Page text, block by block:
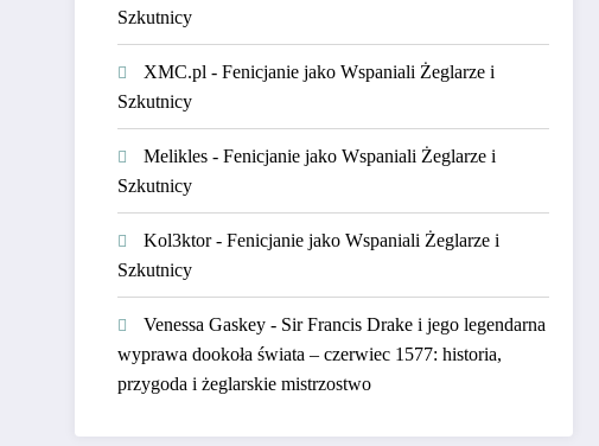
Szkutnicy
XMC.pl -Fenicjanie jako Wspaniali Żeglarze i
Szkutnicy
Melikles -Fenicjanie jako Wspaniali Żeglarze i
Szkutnicy
Kol3ktor-Fenicjanie jako Wspaniali Żeglarze i
Szkutnicy
Venessa Gaskey - Sir Francis Drake i jego legendarna
wyprawa dookoła świata – czerwiec 1577: historia,
przygoda i żeglarskie mistrzostwo